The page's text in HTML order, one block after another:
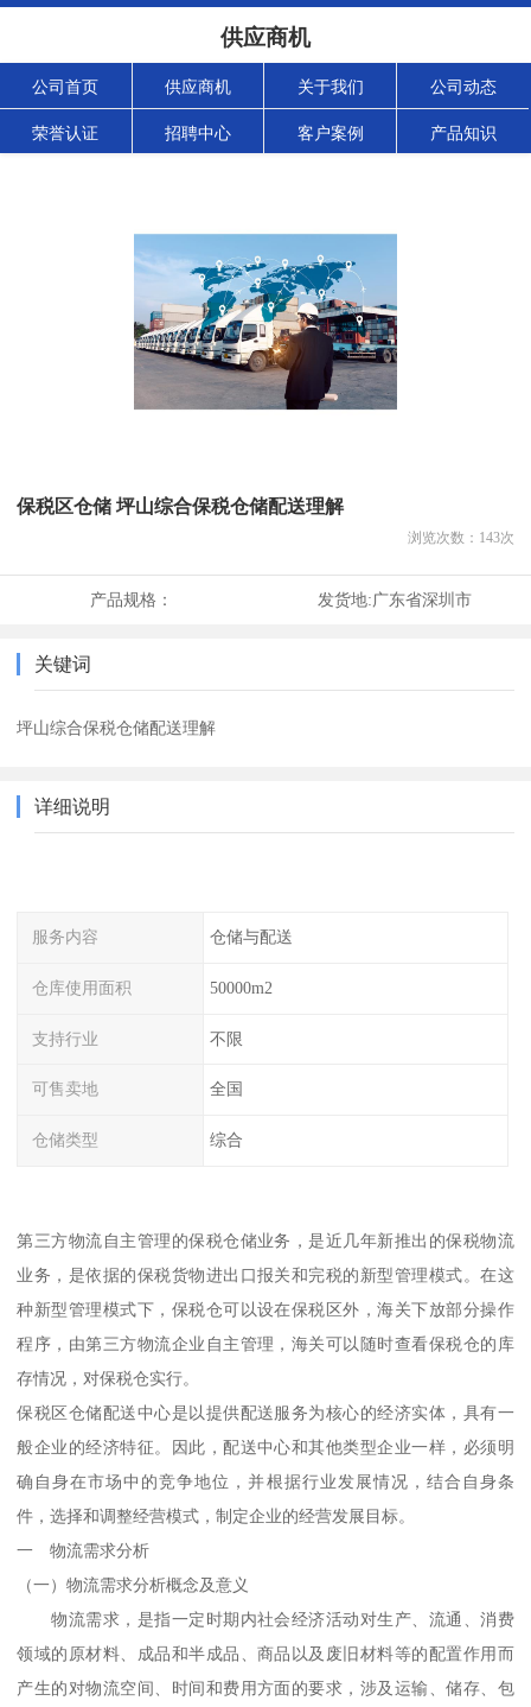
供应商机
公司首页 供应商机 关于我们 公司动态
荣誉认证 招聘中心 客户案例 产品知识
保税区仓储 坪山综合保税仓储配送理解
浏览次数： 143次
产品规格： 发货地:广东省深圳市
关键词
坪山综合保税仓储配送理解
详细说明
服务内容 仓储与配送
仓库使用面积 50000m2
支持行业 不限
可售卖地 全国
仓储类型 综合
第三方物流自主管理的保税仓储业务，是近几年新推出的保税物流
业务，是依据的保税货物进出口报关和完税的新型管理模式。在这
种新型管理模式下，保税仓可以设在保税区外，海关下放部分操作
程序，由第三方物流企业自主管理，海关可以随时查看保税仓的库
存情况，对保税仓实行。
保税区仓储配送中心是以提供配送服务为核心的经济实体，具有一
般企业的经济特征。因此，配送中心和其他类型企业一样，必须明
确自身在市场中的竞争地位，并根据行业发展情况，结合自身条
件，选择和调整经营模式，制定企业的经营发展目标。
一 物流需求分析
（一）物流需求分析概念及意义
物流需求，是指一定时期内社会经济活动对生产、流通、消费
领域的原材料、成品和半成品、商品以及废旧材料等的配置作用而
产生的对物流空间、时间和费用方面的要求，涉及运输、储存、包